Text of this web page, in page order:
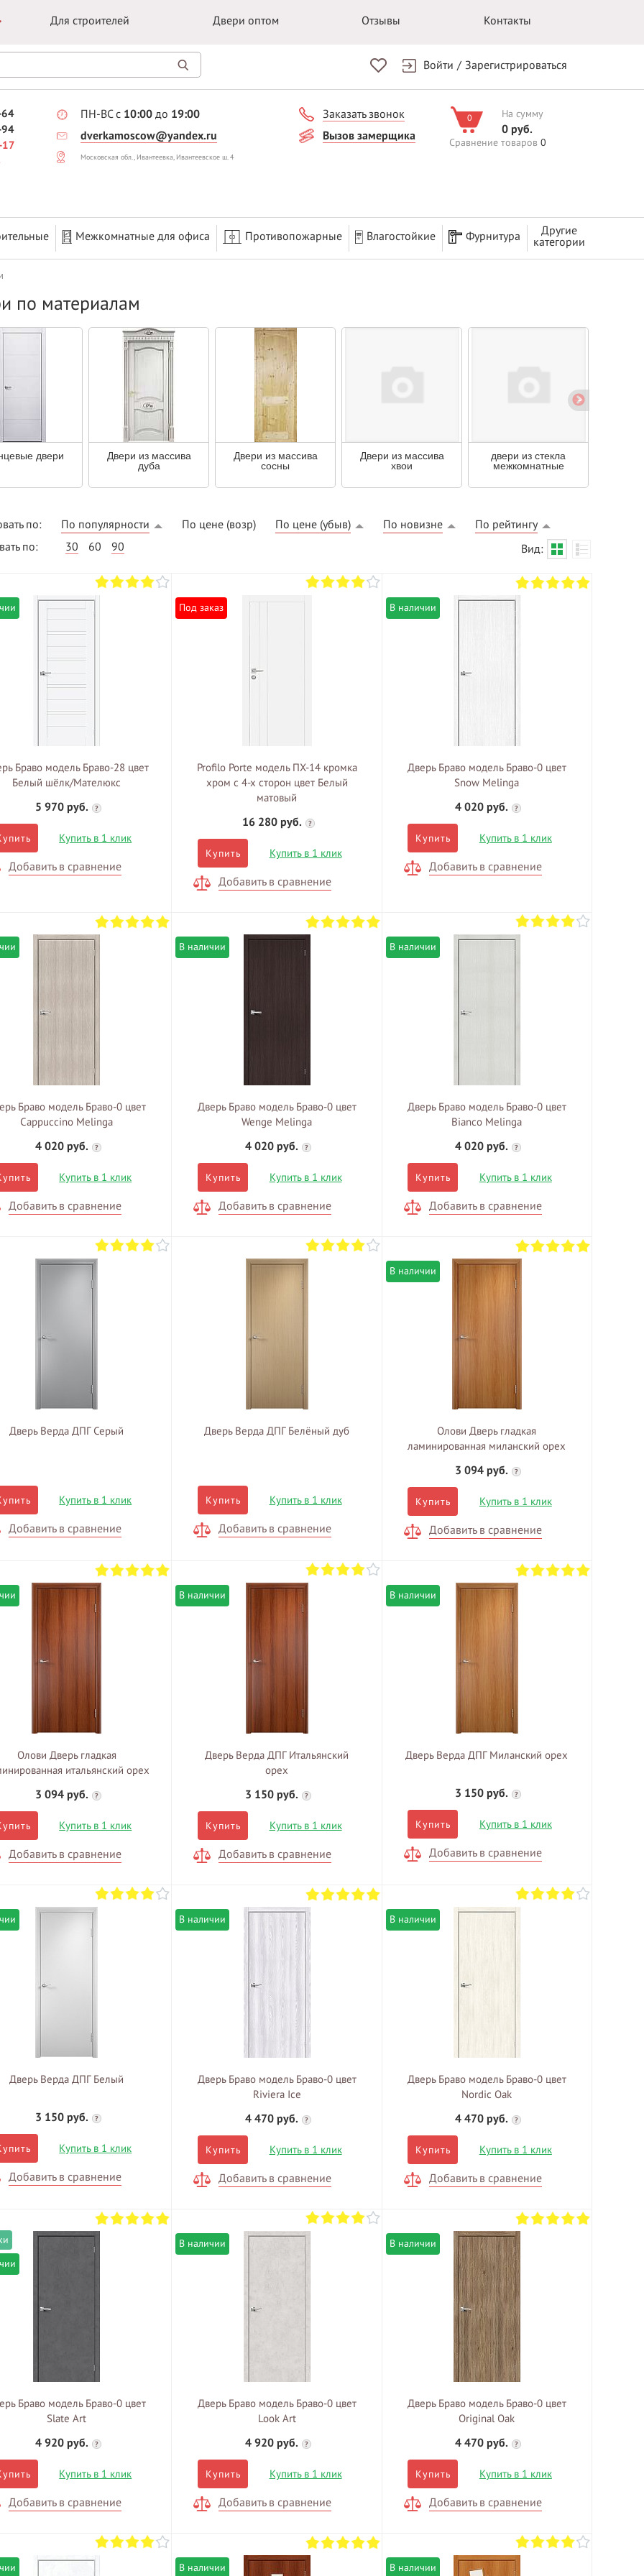
Для строителей Двери оптом Отзывы Контакты
Войти / Зарегистрироваться
ПН-ВС с 10:00 до 19:00
dverkamoscow@yandex.ru
Московская обл., Ивантеевка, Ивантеевское ш. 4
Заказать звонок
Вызов замерщика
0 На сумму
0 руб.
Сравнение товаров 0
Межкомнатные для офиса Противопожарные Влагостойкие Фурнитура
Другие
категории
МКАД
ВЫГОДНОЕ ПРЕДЛОЖЕНИЕ
выгодным ценам
ЗАМЕР
ВЫЗВАТЬ ЗАМЕРЩИКА
по материалам
двери Двери из массива
дуба
Двери из массива
сосны
Двери из массива
хвои
двери из стекла
межкомнатные
по: По популярности По цене (возр) По цене (убыв) По новизне
По рейтингу
по:
30 60 90 Вид:
Браво модель Браво-28 цвет
Белый шёлк/Мателюкс
5 970 руб.
?
Купить в 1 клик
Добавить в сравнение
Под заказ
Profilo Porte модель ПХ-14 кромка
хром с 4-х сторон цвет Белый
матовый
16 280 руб.
?
Купить Купить в 1 клик
Добавить в сравнение
В наличии
Дверь Браво модель Браво-0 цвет
Snow Melinga
4 020 руб.
?
Купить Купить в 1 клик
Добавить в сравнение
Браво модель Браво-0 цвет
Cappuccino Melinga
4 020 руб.
?
Купить в 1 клик
Добавить в сравнение
В наличии
Дверь Браво модель Браво-0 цвет
Wenge Melinga
4 020 руб.
?
Купить Купить в 1 клик
Добавить в сравнение
В наличии
Дверь Браво модель Браво-0 цвет
Bianco Melinga
4 020 руб.
?
Купить Купить в 1 клик
Добавить в сравнение
Дверь Верда ДПГ Серый
Купить в 1 клик
Добавить в сравнение
Дверь Верда ДПГ Белёный дуб
Купить Купить в 1 клик
Добавить в сравнение
В наличии
Олови Дверь гладкая
ламинированная миланский орех
3 094 руб.
?
Купить Купить в 1 клик
Добавить в сравнение
Олови Дверь гладкая
итальянский орех
3 094 руб.
?
Купить в 1 клик
Добавить в сравнение
В наличии
Дверь Верда ДПГ Итальянский
орех
3 150 руб.
?
Купить Купить в 1 клик
Добавить в сравнение
В наличии
Дверь Верда ДПГ Миланский орех
3 150 руб. ?
Купить Купить в 1 клик
Добавить в сравнение
Дверь Верда ДПГ Белый
3 150 руб. ?
Купить в 1 клик
Добавить в сравнение
В наличии
Дверь Браво модель Браво-0 цвет
Riviera Ice
4 470 руб.
?
Купить Купить в 1 клик
Добавить в сравнение
В наличии
Дверь Браво модель Браво-0 цвет
Nordic Oak
4 470 руб.
?
Купить Купить в 1 клик
Добавить в сравнение
Браво модель Браво-0 цвет
Slate Art
4 920 руб.
?
Купить в 1 клик
Добавить в сравнение
В наличии
Дверь Браво модель Браво-0 цвет
Look Art
4 920 руб.
?
Купить Купить в 1 клик
Добавить в сравнение
В наличии
Дверь Браво модель Браво-0 цвет
Original Oak
4 470 руб.
?
Купить Купить в 1 клик
Добавить в сравнение
В наличии В наличии